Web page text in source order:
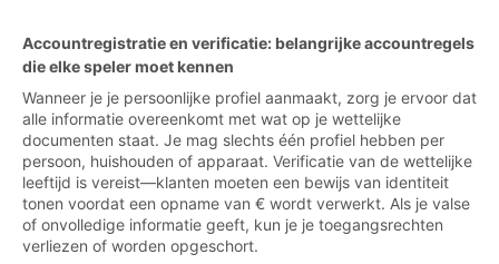
Accountregistratie en verificatie: belangrijke accountregels
die elke speler moet kennen
Wanneer je je persoonlijke profiel aanmaakt, zorg je ervoor dat
alle informatie overeenkomt met wat op je wettelijke
documenten staat. Je mag slechts één profiel hebben per
persoon, huishouden of apparaat. Verificatie van de wettelijke
leeftijd is vereist—klanten moeten een bewijs van identiteit
tonen voordat een opname van € wordt verwerkt. Als je valse
of onvolledige informatie geeft, kun je je toegangsrechten
verliezen of worden opgeschort.